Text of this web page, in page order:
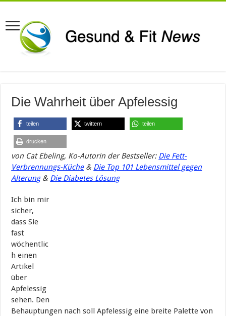
Die Wahrheit über Apfelessig
teilen twittern teilen
drucken
von Cat Ebeling, Ko-Autorin der Bestseller: Die Fett-
Verbrennungs-Küche& Die Top 101 Lebensmittel gegen
Alterung& Die Diabetes Lösung
Ich bin mir
sicher,
dass Sie
fast
wöchentlic
h einen
Artikel
über
Apfelessig
sehen. Den
Behauptungen nach soll Apfelessig eine breite Palette von